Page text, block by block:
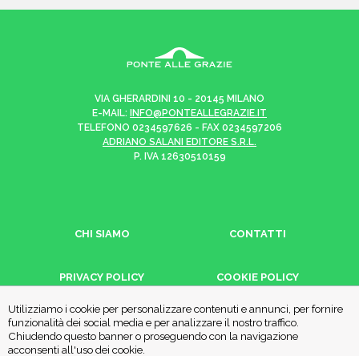
Utilizziamo i cookie per personalizzare contenuti e annunci, per fornire
funzionalità dei social media e per analizzare il nostro traffico.
Chiudendo questo banner o proseguendo con la navigazione
acconsenti all'uso dei cookie.
VIA GHERARDINI 10 - 20145 MILANO
E-MAIL: INFO@PONTEALLEGRAZIE.IT
TELEFONO 0234597626 - FAX 0234597206
ADRIANO SALANI EDITORE S.R.L.
P. IVA 12630510159
CHI SIAMO CONTATTI
PRIVACY POLICY COOKIE POLICY
Una casa editrice del Gruppo editoriale Mauri Spagnol